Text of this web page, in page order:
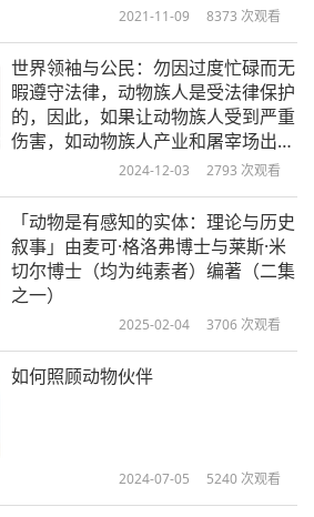
2021-11-09 8373 次观看
世界领袖与公民：勿因过度忙碌而无
暇遵守法律，动物族人是受法律保护
的，因此，如果让动物族人受到严重
伤害，如动物族人产业和屠宰场出
售、食用等…即属犯罪，会导致监禁
2024-12-03 2793 次观看
「动物是有感知的实体：理论与历史
叙事」由麦可·格洛弗博士与莱斯·米
切尔博士（均为纯素者）编著（二集
之一）
2025-02-04 3706 次观看
如何照顾动物伙伴
2024-07-05 5240 次观看